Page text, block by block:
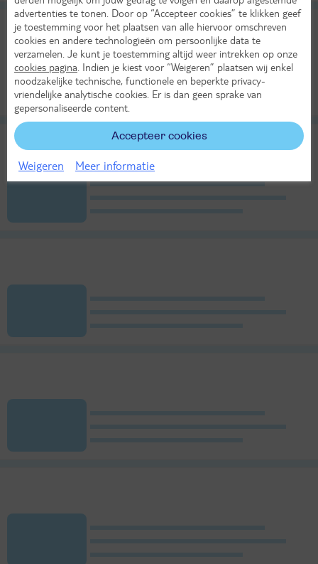
advertenties te tonen. Door op “Accepteer cookies” te klikken geef
je toestemming voor het plaatsen van alle hiervoor omschreven
cookies en andere technologieën om persoonlijke data te
verzamelen. Je kunt je toestemming altijd weer intrekken op onze
cookies pagina . Indien je kiest voor “Weigeren” plaatsen wij enkel
noodzakelijke technische, functionele en beperkte privacy-
vriendelijke analytische cookies. Er is dan geen sprake van
gepersonaliseerde content.
Accepteer cookies
Weigeren Meer informatie